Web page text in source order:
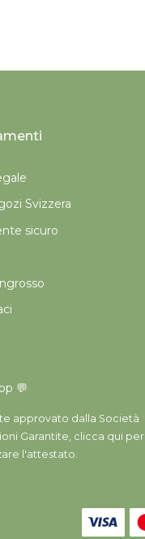
Svizzera
sicuro
💬
approvato dalla Società
Garantite, clicca qui per
l'attestato.